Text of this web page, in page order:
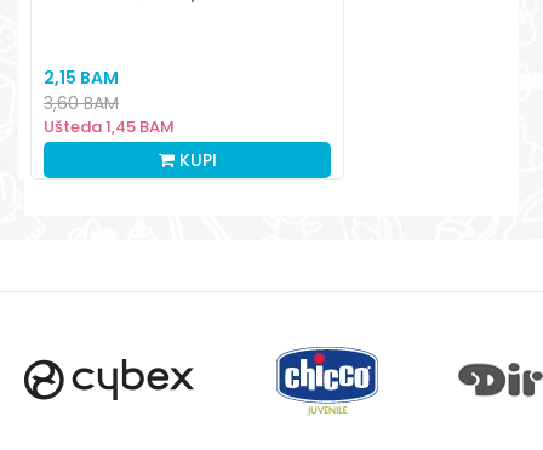
2,15 BAM
Ušteda1,45 BAM
3,60BAM
KUPI